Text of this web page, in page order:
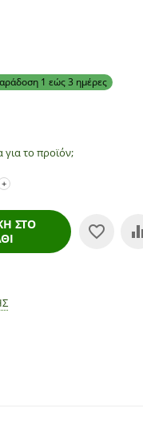
1 εώς 3 ημέρες
το προϊόν;
+
ΣΤΟ